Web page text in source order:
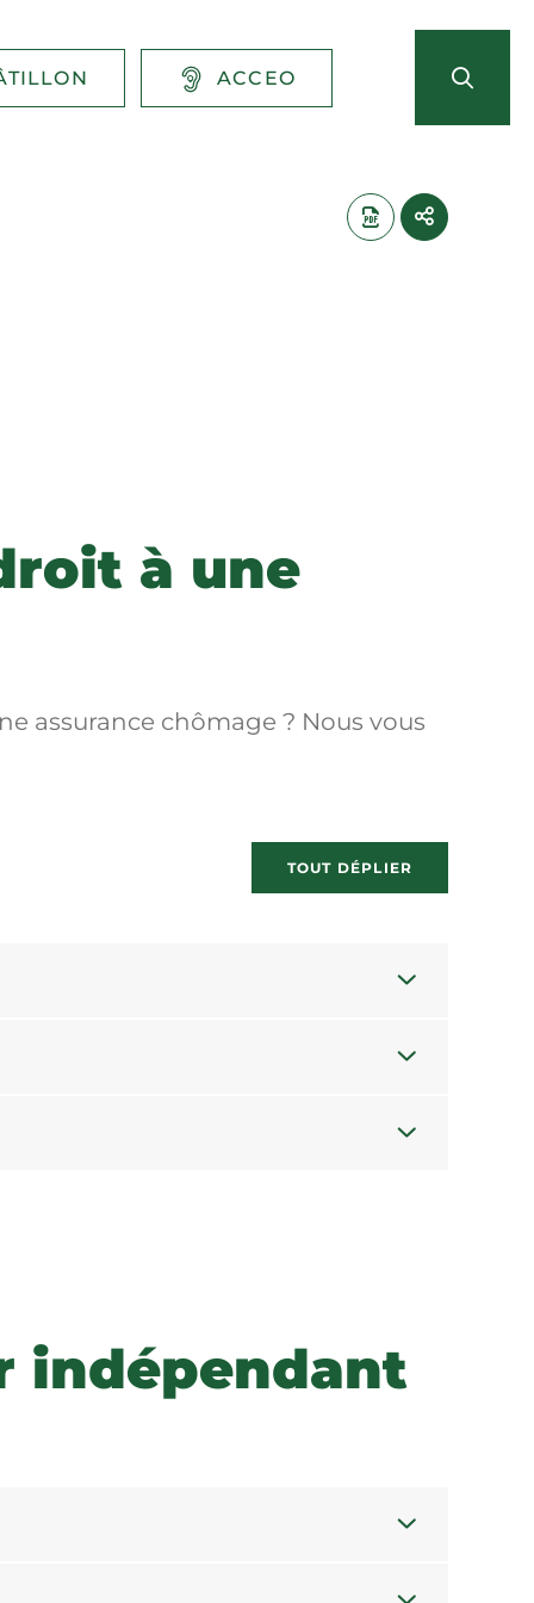
ACCEO
à une
assurance chômage ? Nous vous
TOUT DÉPLIER
indépendant